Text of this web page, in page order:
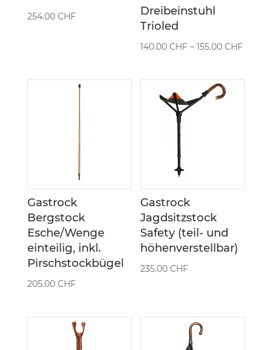
254.00 CHF
Dreibeinstuhl
Trioled
140.00CHF –155.00CHF
bis
Gastrock
Bergstock
Esche/Wenge
einteilig, inkl.
Pirschstockbügel
205.00 CHF
Gastrock
Jagdsitzstock
Safety (teil- und
höhenverstellbar)
235.00CHF